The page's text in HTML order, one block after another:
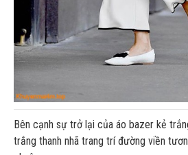
Bên cạnh sự trở lại của áo bazer kẻ
trắng thanh nhã trang trí đường viền